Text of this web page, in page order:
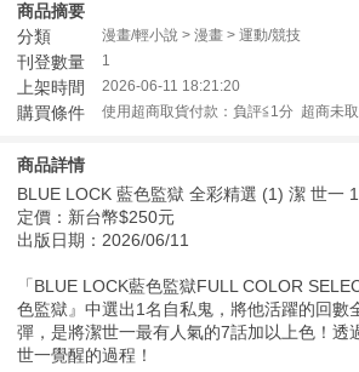
商品摘要
分類
漫畫/輕小說 > 漫畫 > 運動/競技
刊登數量 1
上架時間 2026-06-11 18:21:20
購買條件 使用超商取貨付款：負評≦1分 超商未
商品詳情
BLUE LOCK 藍色監獄 全彩精選 (1) 潔 世一 1
定價：新台幣$250元
出版日期：2026/06/11
「BLUE LOCK藍色監獄FULL COLOR
色監獄』中選出1名自私鬼，將他活躍的回數
彈，是將潔世一最有人氣的7話加以上色！透
世一覺醒的過程！